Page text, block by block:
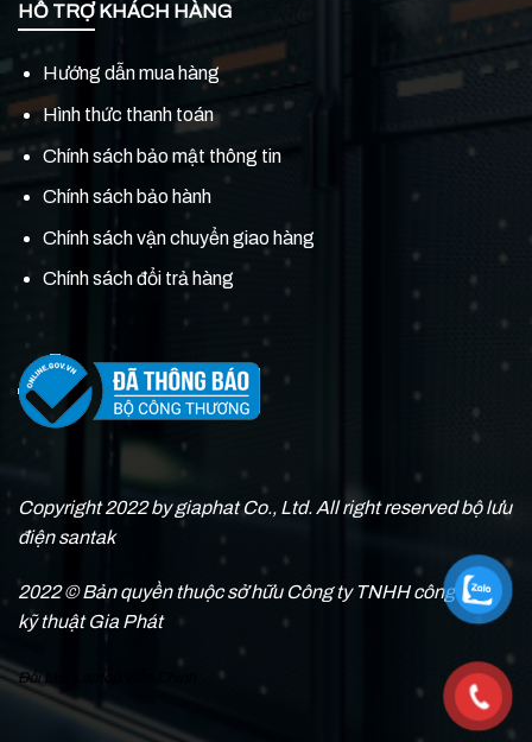
HỖ TRỢ KHÁCH HÀNG
Hướng dẫn mua hàng
Hình thức thanh toán
Chính sách bảo mật thông tin
Chính sách bảo hành
Chính sách vận chuyển giao hàng
Chính sách đổi trả hàng
Copyright 2022 by giaphat Co., Ltd. All right reserved bộ lưu
điện santak
2022 © Bản quyền thuộc sở hữu Công ty TNHH công nghệ
kỹ thuật Gia Phát
Đối tác: Laptop Viễn Chinh